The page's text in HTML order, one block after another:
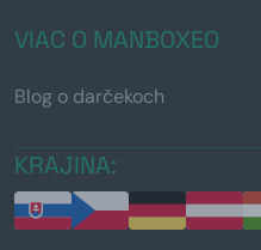
VIAC O MANBOXEO
Blog o darčekoch
KRAJINA: